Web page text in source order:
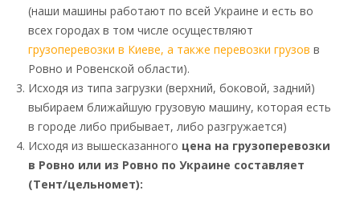
(наши машины работают по всей Украине и есть во
всех городах в том числе осуществляют
грузоперевозки в Киеве, а также перевозки грузов в
Ровно и Ровенской области).
Исходя из типа загрузки (верхний, боковой, задний)
выбираем ближайшую грузовую машину, которая есть
в городе либо прибывает, либо разгружается)
Исходя из вышесказанного цена на грузоперевозки
в Ровно или из Ровно по Украине составляет
(Тент/цельномет):